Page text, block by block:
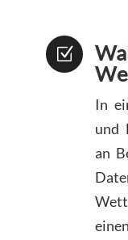
Z
In
und
an